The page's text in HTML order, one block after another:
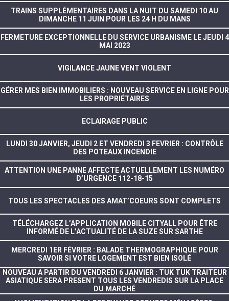
TRAINS SUPPLÉMENTAIRES DANS LA NUIT DU SAMEDI 10 AU
DIMANCHE 11 JUIN POUR LES 24 H DU MANS
FERMETURE EXCEPTIONNELLE DU SERVICE URBANISME LE JEUDI 4
MAI 2023
VIGILANCE JAUNE VENT VIOLENT
GÉRER MES BIEN IMMOBILIERS : NOUVEAU SERVICE EN LIGNE POUR
LES PROPRIÉTAIRES
ECLAIRAGE PUBLIC
LUNDI 30 JANVIER, JEUDI 2 ET VENDREDI 3 FEVRIER : CONTRÔLE
DES POTEAUX INCENDIE
ATTENTION UNE PANNE AFFECTE ACTUELLEMENT LES NUMÉRO
D’URGENCE 112-18-15
TOUS LES SPECTACLES DES AMAT’COEURS SONT COMPLETS
TÉLÉCHARGEZ L’APPLICATION MOBILE CITYALL POUR ÊTRE
INFORMÉ DE L’ACTUALITÉ DE LA SUZE SUR SARTHE
MERCREDI 1ER FÉVRIER : BALADE THERMOGRAPHIQUE POUR
SAVOIR SI VOTRE LOGEMENT EST BIEN ISOLÉ
NOUVEAU A PARTIR DU VENDREDI 6 JANVIER : TUK TUK TRAITEUR
ASIATIQUE SERA PRESENT TOUS LES VENDREDIS SUR LA PLACE
DU MARCHÉ